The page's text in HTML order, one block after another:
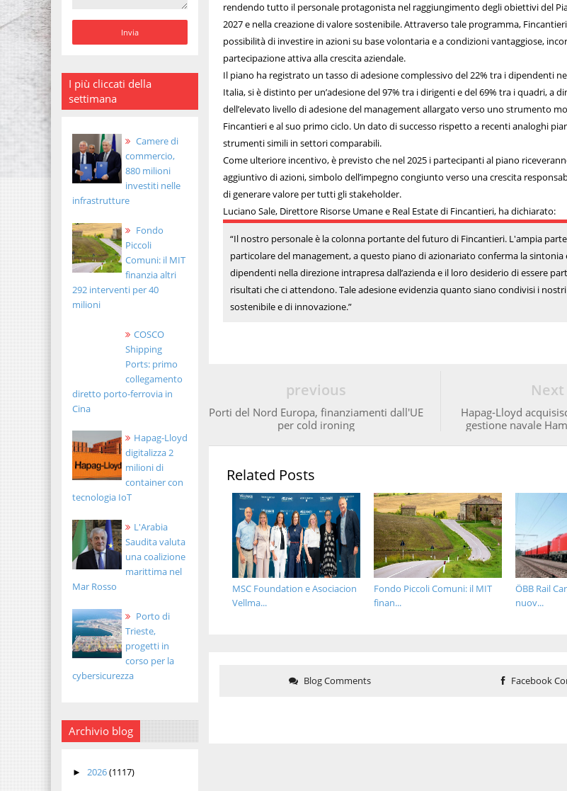
I più cliccati della
settimana
Camere di
commercio,
880 milioni
investiti nelle
infrastrutture
Fondo
Piccoli
Comuni: il MIT
finanzia altri
292 interventi per 40
milioni
COSCO
Shipping
Ports: primo
collegamento
diretto porto-ferrovia in
Cina
Hapag-Lloyd
digitalizza 2
milioni di
container con
tecnologia IoT
L'Arabia
Saudita valuta
una coalizione
marittima nel
Mar Rosso
Porto di
Trieste,
progetti in
corso per la
cybersicurezza
Archivio blog
► 2026(1117)
rendendo tutto il personale protagonista nel raggiungimento degli obiettivi del
2027 e nella creazione di valore sostenibile. Attraverso tale programma,
possibilità di investire in azioni su base volontaria e a condizioni vantaggiose,
partecipazione attiva alla crescita aziendale.
Il piano ha registrato un tasso di adesione complessivo del 22% tra i dipendenti
Italia, si è distinto per un’adesione del 97% tra i dirigenti e del 69% tra i quadri, a
dell’elevato livello di adesione del management allargato verso uno strumento
Fincantieri e al suo primo ciclo. Un dato di successo rispetto a recenti analoghi
strumenti simili in settori comparabili.
Come ulteriore incentivo, è previsto che nel 2025 i partecipanti al piano
aggiuntivo di azioni, simbolo dell’impegno congiunto verso una crescita
di generare valore per tutti gli stakeholder.
Luciano Sale, Direttore Risorse Umane e Real Estate di Fincantieri, ha dichiarato:
“Il nostro personale è la colonna portante del futuro di Fincantieri. L'ampia
particolare del management, a questo piano di azionariato conferma la sintonia
dipendenti nella direzione intrapresa dall’azienda e il loro desiderio di essere
risultati che ci attendono. Tale adesione evidenzia quanto siano condivisi i
sostenibile e di innovazione.”
Next
Hapag-Lloyd
gestione navale
previous
Porti del Nord Europa, finanziamenti dall'UE
per cold ironing
Related Posts
ÖBB Rail
nuov...
Fondo Piccoli Comuni: il MIT
finan...
MSC Foundation e Asociacion
Vellma...
Blog Comments Facebook